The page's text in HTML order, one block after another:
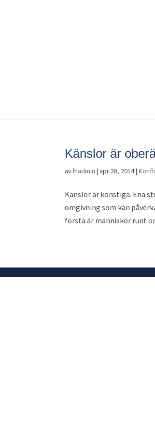
Känslor är
avlhadmin | apr 28, 2014|
Känslor är konstiga. Ena
omgivning som kan
första är människor runt